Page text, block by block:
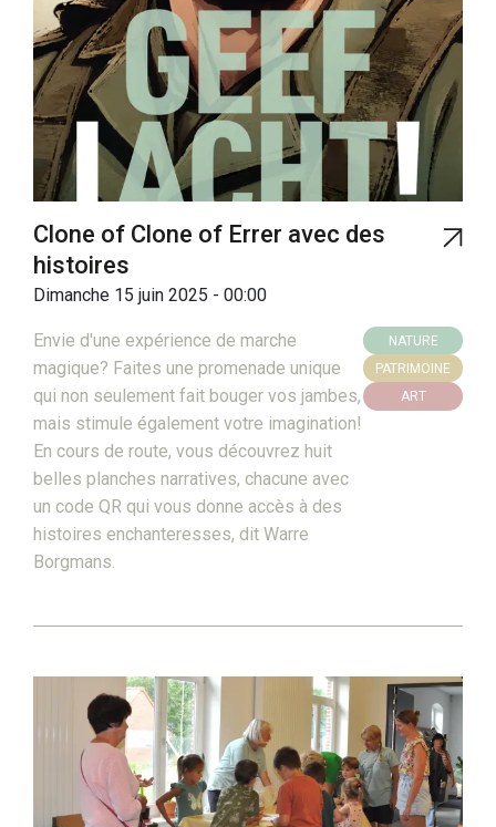
Clone of Clone of Errer avec des
histoires
Dimanche 15 juin 2025 - 00:00
Envie d'une expérience de marche
magique? Faites une promenade unique
qui non seulement fait bouger vos jambes,
mais stimule également votre imagination!
En cours de route, vous découvrez huit
belles planches narratives, chacune avec
un code QR qui vous donne accès à des
histoires enchanteresses, dit Warre
Borgmans.
NATURE
PATRIMOINE
ART